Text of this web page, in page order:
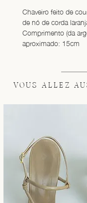
Chaveiro feito de
de nó de corda
Comprimento (da
aproximado: 15cm
VOUS ALLEZ